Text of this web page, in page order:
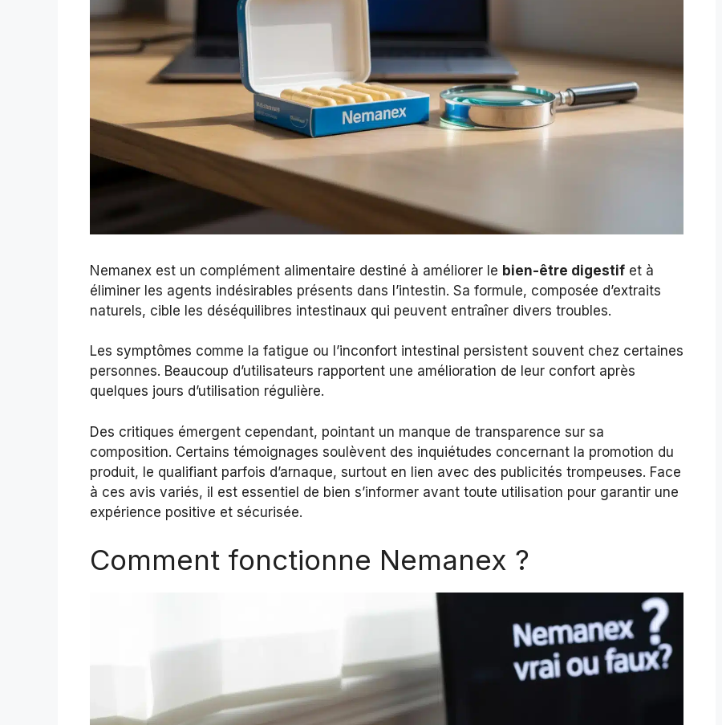
Nemanex est un complément alimentaire destiné à améliorer le bien-être digestif et à
éliminer les agents indésirables présents dans l’intestin. Sa formule, composée d’extraits
naturels, cible les déséquilibres intestinaux qui peuvent entraîner divers troubles.
Les symptômes comme la fatigue ou l’inconfort intestinal persistent souvent chez certaines
personnes. Beaucoup d’utilisateurs rapportent une amélioration de leur confort après
quelques jours d’utilisation régulière.
Des critiques émergent cependant, pointant un manque de transparence sur sa
composition. Certains témoignages soulèvent des inquiétudes concernant la promotion du
produit, le qualifiant parfois d’arnaque, surtout en lien avec des publicités trompeuses. Face
à ces avis variés, il est essentiel de bien s’informer avant toute utilisation pour garantir une
expérience positive et sécurisée.
Comment fonctionne Nemanex ?